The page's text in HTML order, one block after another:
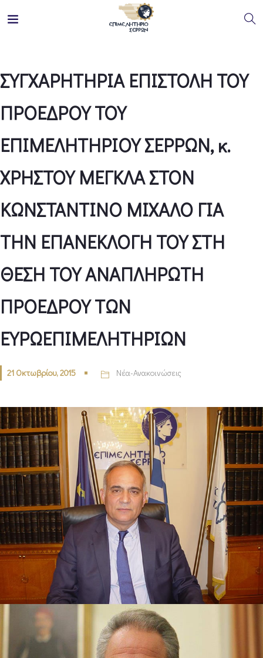
ΣΥΓΧΑΡΗΤΗΡΙΑ ΕΠΙΣΤΟΛΗ ΤΟΥ
ΠΡΟΕΔΡΟΥ ΤΟΥ
ΕΠΙΜΕΛΗΤΗΡΙΟΥ ΣΕΡΡΩΝ, κ.
ΧΡΗΣΤΟΥ ΜΕΓΚΛΑ ΣΤΟΝ
ΚΩΝΣΤΑΝΤΙΝΟ ΜΙΧΑΛΟ ΓΙΑ
ΤΗΝ ΕΠΑΝΕΚΛΟΓΗ ΤΟΥ ΣΤΗ
ΘΕΣΗ ΤΟΥ ΑΝΑΠΛΗΡΩΤΗ
ΠΡΟΕΔΡΟΥ ΤΩΝ
ΕΥΡΩΕΠΙΜΕΛΗΤΗΡΙΩΝ
21 Οκτωβρίου, 2015 Νέα-Ανακοινώσεις